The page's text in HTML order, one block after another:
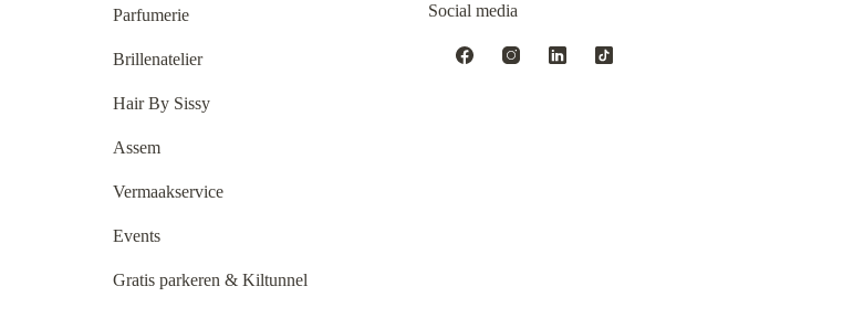
Parfumerie
Brillenatelier
Hair By Sissy
Assem
Vermaakservice
Events
Gratis parkeren & Kiltunnel
Social media